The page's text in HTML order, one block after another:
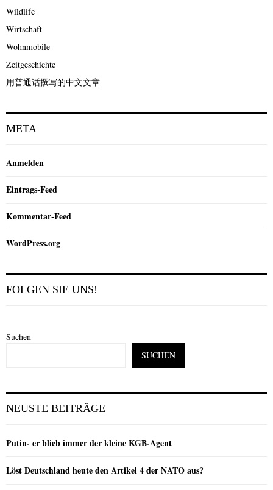
Wildlife
Wirtschaft
Wohnmobile
Zeitgeschichte
用普通话撰写的中文文章
META
Anmelden
Eintrags-Feed
Kommentar-Feed
WordPress.org
FOLGEN SIE UNS!
Suchen
SUCHEN
NEUSTE BEITRÄGE
Putin- er blieb immer der kleine KGB-Agent
Löst Deutschland heute den Artikel 4 der NATO aus?